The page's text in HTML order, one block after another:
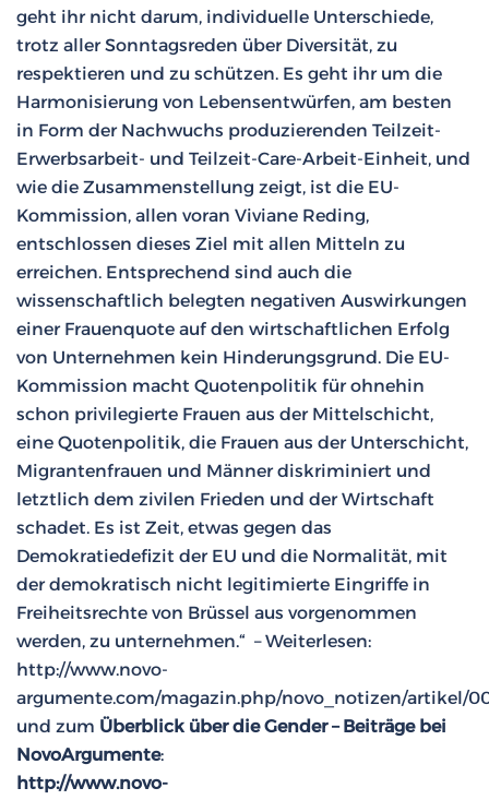
geht ihr nicht darum, individuelle Unterschiede,
trotz aller Sonntagsreden über Diversität, zu
respektieren und zu schützen. Es geht ihr um die
Harmonisierung von Lebensentwürfen, am besten
in Form der Nachwuchs produzierenden Teilzeit-
Erwerbsarbeit- und Teilzeit-Care-Arbeit-Einheit, und
wie die Zusammenstellung zeigt, ist die EU-
Kommission, allen voran Viviane Reding,
entschlossen dieses Ziel mit allen Mitteln zu
erreichen. Entsprechend sind auch die
wissenschaftlich belegten negativen Auswirkungen
einer Frauenquote auf den wirtschaftlichen Erfolg
von Unternehmen kein Hinderungsgrund. Die EU-
Kommission macht Quotenpolitik für ohnehin
schon privilegierte Frauen aus der Mittelschicht,
eine Quotenpolitik, die Frauen aus der Unterschicht,
Migrantenfrauen und Männer diskriminiert und
letztlich dem zivilen Frieden und der Wirtschaft
schadet. Es ist Zeit, etwas gegen das
Demokratiedefizit der EU und die Normalität, mit
der demokratisch nicht legitimierte Eingriffe in
Freiheitsrechte von Brüssel aus vorgenommen
werden, zu unternehmen.“ – Weiterlesen:
http://www.novo-
argumente.com/magazin.php/novo_notizen/artikel/
und zum Überblick über die Gender – Beiträge bei
NovoArgumente:
http://www.novo-